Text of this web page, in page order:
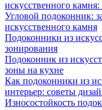
искусственного
Угловой подоконник:
искусственного камня
Подоконники из
зонирования
Подоконник из
зоны на кухне
Как подоконники из
интерьер: советы
Износостойкость